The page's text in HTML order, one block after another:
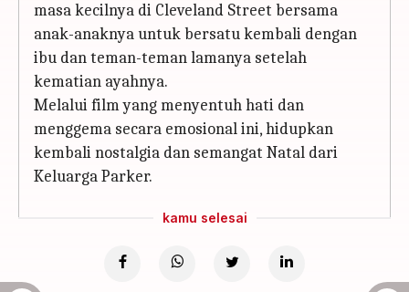
masa kecilnya di Cleveland Street bersama
anak-anaknya untuk bersatu kembali dengan
ibu dan teman-teman lamanya setelah
kematian ayahnya.
Melalui film yang menyentuh hati dan
menggema secara emosional ini, hidupkan
kembali nostalgia dan semangat Natal dari
Keluarga Parker.
kamu selesai